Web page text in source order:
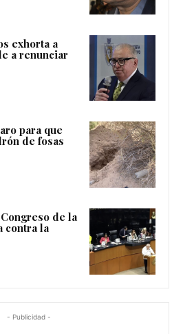
exhorta a
a renunciar
para que
de fosas
de la
contra la
- Publicidad -